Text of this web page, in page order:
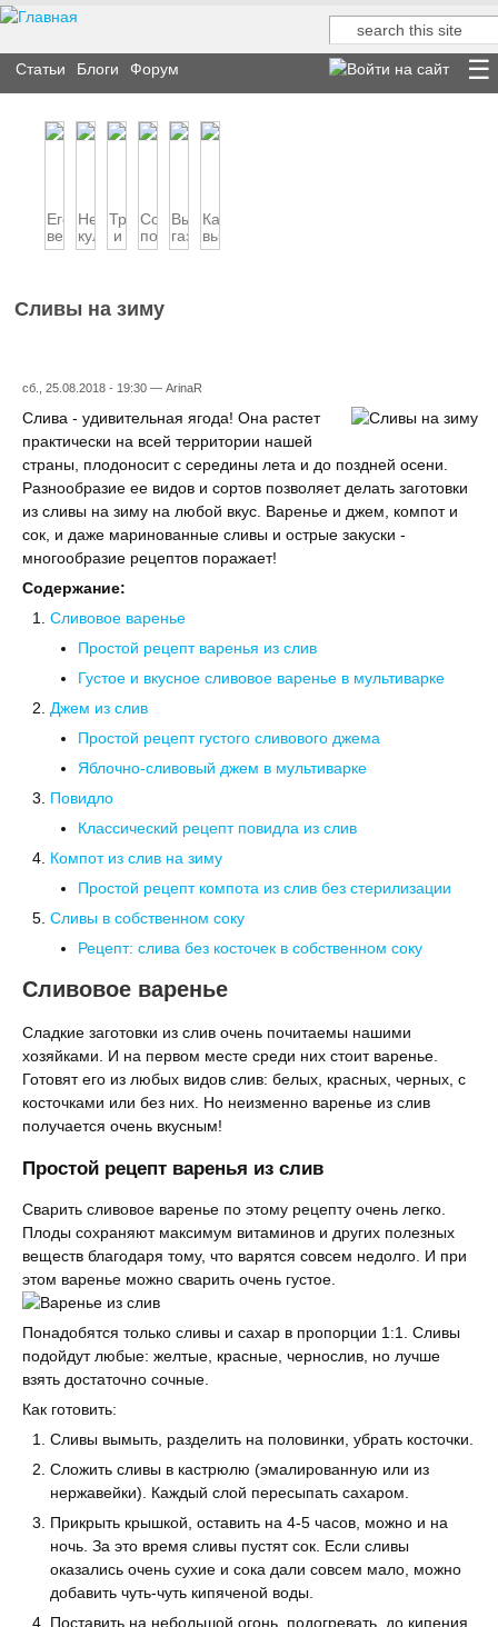
Форма поиска
Поиск
Статьи Блоги Форум
Его
величество
шашлык
Несколько
кулинарных
хитростей
Традиции
и
экзотика
Советы
по
выбору
Выбор
газовой
плиты
Как
выбрать
кухонный
Сливы на зиму
сб., 25.08.2018 - 19:30 — ArinaR
Слива - удивительная ягода! Она растет
практически на всей территории нашей
страны, плодоносит с середины лета и до поздней осени.
Разнообразие ее видов и сортов позволяет делать заготовки
из сливы на зиму на любой вкус. Варенье и джем, компот и
сок, и даже маринованные сливы и острые закуски -
многообразие рецептов поражает!
Содержание:
Сливовое варенье
Простой рецепт варенья из слив
Густое и вкусное сливовое варенье в мультиварке
Джем из слив
Простой рецепт густого сливового джема
Яблочно-сливовый джем в мультиварке
Повидло
Классический рецепт повидла из слив
Компот из слив на зиму
Простой рецепт компота из слив без стерилизации
Сливы в собственном соку
Рецепт: слива без косточек в собственном соку
Сливовое варенье
Сладкие заготовки из слив очень почитаемы нашими
хозяйками. И на первом месте среди них стоит варенье.
Готовят его из любых видов слив: белых, красных, черных, с
косточками или без них. Но неизменно варенье из слив
получается очень вкусным!
Простой рецепт варенья из слив
Сварить сливовое варенье по этому рецепту очень легко.
Плоды сохраняют максимум витаминов и других полезных
веществ благодаря тому, что варятся совсем недолго. И при
этом варенье можно сварить очень густое.
Понадобятся только сливы и сахар в пропорции 1:1. Сливы
подойдут любые: желтые, красные, чернослив, но лучше
взять достаточно сочные.
Как готовить:
Сливы вымыть, разделить на половинки, убрать косточки.
Сложить сливы в кастрюлю (эмалированную или из
нержавейки). Каждый слой пересыпать сахаром.
Прикрыть крышкой, оставить на 4-5 часов, можно и на
ночь. За это время сливы пустят сок. Если сливы
оказались очень сухие и сока дали совсем мало, можно
добавить чуть-чуть кипяченой воды.
Поставить на небольшой огонь, подогревать, до кипения